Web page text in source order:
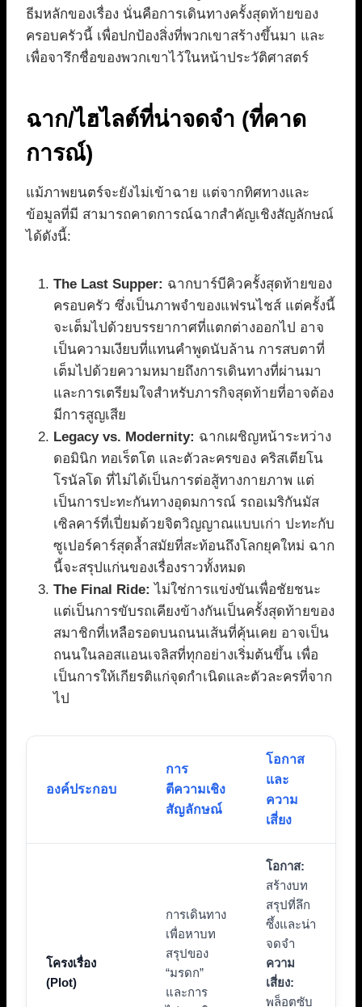
ธีมหลักของเรื่อง นั่นคือการเดินทางครั้งสุดท้ายของ
ครอบครัวนี้ เพื่อปกป้องสิ่งที่พวกเขาสร้างขึ้นมา และ
เพื่อจารึกชื่อของพวกเขาไว้ในหน้าประวัติศาสตร์
ฉาก/ไฮไลต์ที่น่าจดจำ (ที่คาด
การณ์)
แม้ภาพยนตร์จะยังไม่เข้าฉาย แต่จากทิศทางและ
ข้อมูลที่มี สามารถคาดการณ์ฉากสำคัญเชิงสัญลักษณ์
ได้ดังนี้:
The Last Supper: ฉากบาร์บีคิวครั้งสุดท้ายของ
ครอบครัว ซึ่งเป็นภาพจำของแฟรนไชส์ แต่ครั้งนี้
จะเต็มไปด้วยบรรยากาศที่แตกต่างออกไป อาจ
เป็นความเงียบที่แทนคำพูดนับล้าน การสบตาที่
เต็มไปด้วยความหมายถึงการเดินทางที่ผ่านมา
และการเตรียมใจสำหรับภารกิจสุดท้ายที่อาจต้อง
มีการสูญเสีย
Legacy vs. Modernity: ฉากเผชิญหน้าระหว่าง
ดอมินิก ทอเร็ตโต และตัวละครของ คริสเตียโน
โรนัลโด ที่ไม่ได้เป็นการต่อสู้ทางกายภาพ แต่
เป็นการปะทะกันทางอุดมการณ์ รถอเมริกันมัส
เซิลคาร์ที่เปี่ยมด้วยจิตวิญญาณแบบเก่า ปะทะกับ
ซูเปอร์คาร์สุดล้ำสมัยที่สะท้อนถึงโลกยุคใหม่ ฉาก
นี้จะสรุปแก่นของเรื่องราวทั้งหมด
The Final Ride: ไม่ใช่การแข่งขันเพื่อชัยชนะ
แต่เป็นการขับรถเคียงข้างกันเป็นครั้งสุดท้ายของ
สมาชิกที่เหลือรอดบนถนนเส้นที่คุ้นเคย อาจเป็น
ถนนในลอสแอนเจลิสที่ทุกอย่างเริ่มต้นขึ้น เพื่อ
เป็นการให้เกียรติแก่จุดกำเนิดและตัวละครที่จาก
ไป
องค์ประกอบ
การ
ตีความเชิง
สัญลักษณ์
โอกาส
และ
ความ
เสี่ยง
โครงเรื่อง
(Plot)
การเดินทาง
เพื่อหาบท
สรุปของ
“มรดก”
และการ
โอกาส:
สร้างบท
สรุปที่ลึก
ซึ้งและน่า
จดจำ
ความ
เสี่ยง:
พล็อตซับ